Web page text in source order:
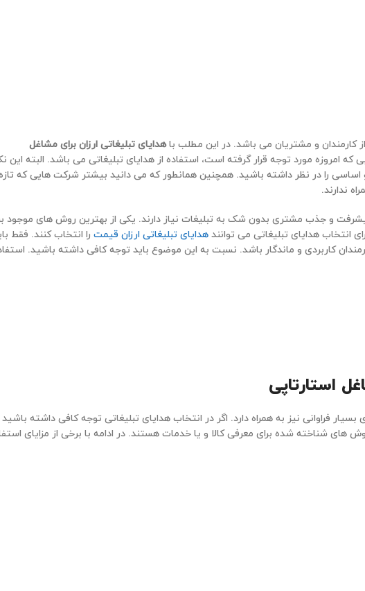
کارمندان و مشتریان می باشد. در این مطلب باهدایای تبلیغاتی ارزان برای مشاغل
امروزه مورد توجه قرار گرفته است، استفاده از هدایای تبلیغاتی می باشد. البته این
را در نظر داشته باشید. همچنین همانطور که می دانید بیشتر شرکت هایی که
ندارند.
و جذب مشتری بدون شک به تبلیغات نیاز دارند. یکی از بهترین روش های موجود
انتخاب هدایای تبلیغاتی می توانند هدایای تبلیغاتی ارزان قیمت را انتخاب کنند. فقط
کاربردی و ماندگار باشد. نسبت به این موضوع باید توجه کافی داشته باشید.
استارتاپی
فراوانی نیز به همراه دارد. اگر در انتخاب هدایای تبلیغاتی توجه کافی داشته باشید
های شناخته شده برای معرفی کالا و یا خدمات هستند. در ادامه با برخی از مزایای